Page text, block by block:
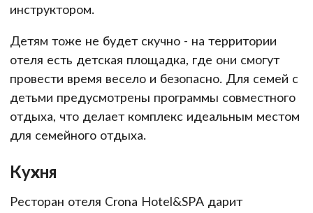
инструктором.
Детям тоже не будет скучно - на территории
отеля есть детская площадка, где они смогут
провести время весело и безопасно. Для семей с
детьми предусмотрены программы совместного
отдыха, что делает комплекс идеальным местом
для семейного отдыха.
Кухня
Ресторан отеля Crona Hotel&SPA дарит